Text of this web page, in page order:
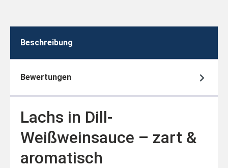
Beschreibung
Bewertungen
Lachs in Dill-
Weißweinsauce – zart &
aromatisch